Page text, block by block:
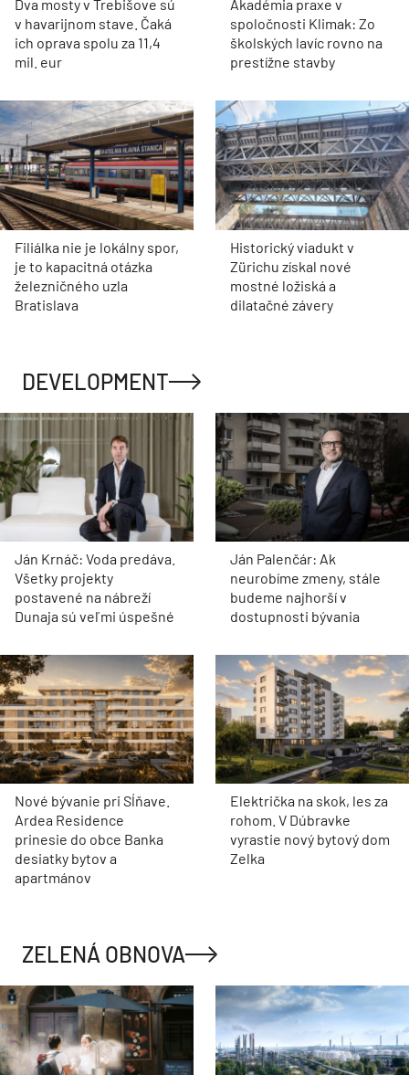
Dva mosty v Trebišove sú
v havarijnom stave. Čaká
ich oprava spolu za 11,4
mil. eur
Akadémia praxe v
spoločnosti Klimak: Zo
školských lavíc rovno na
prestížne stavby
Filiálka nie je lokálny spor,
je to kapacitná otázka
železničného uzla
Bratislava
Historický viadukt v
Zürichu získal nové
mostné ložiská a
dilatačné závery
DEVELOPMENT
Ján Krnáč: Voda predáva.
Všetky projekty
postavené na nábreží
Dunaja sú veľmi úspešné
Ján Palenčár: Ak
neurobíme zmeny, stále
budeme najhorší v
dostupnosti bývania
Nové bývanie pri Sĺňave.
Ardea Residence
prinesie do obce Banka
desiatky bytov a
apartmánov
Električka na skok, les za
rohom. V Dúbravke
vyrastie nový bytový dom
Zelka
ZELENÁ OBNOVA